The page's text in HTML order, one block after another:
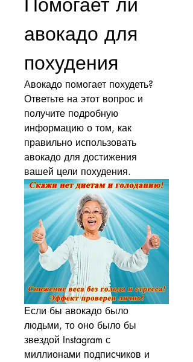
авокадо для
похудения
Авокадо помогает похудеть?
Ответьте на этот вопрос и
получите подробную
информацию о том, как
правильно использовать
авокадо для достижения
вашей цели похудения.
Если бы авокадо было
людьми, то оно было бы
звездой Instagram с
миллионами подписчиков и